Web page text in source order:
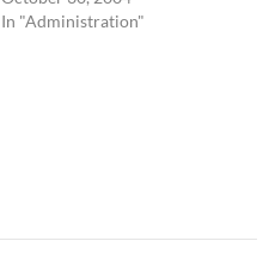
In "Administration"